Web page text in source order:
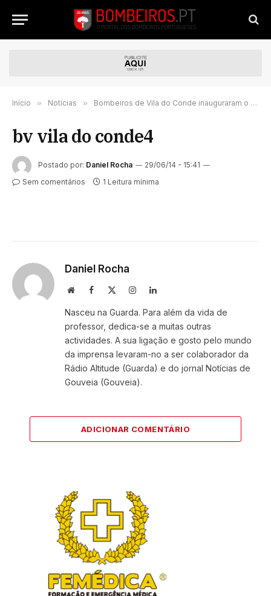
Início » Notícias » Bombeiros de Vila do Conde inauguraram o contentor de Flashover
bv vila do conde4
Postado por: Daniel Rocha
29/06/14 - 15:41
Sem comentários
1 Leitura mínima
Daniel Rocha
WebsiteFacebook InstagramLinkedIn
Nasceu na Guarda. Para além da vida de
professor, dedica-se a muitas outras
actividades. A sua ligação e gosto pelo mundo
da imprensa levaram-no a ser colaborador da
Rádio Altitude (Guarda) e do jornal Notícias de
Gouveia (Gouveia).
ADICIONAR COMENTÁRIO